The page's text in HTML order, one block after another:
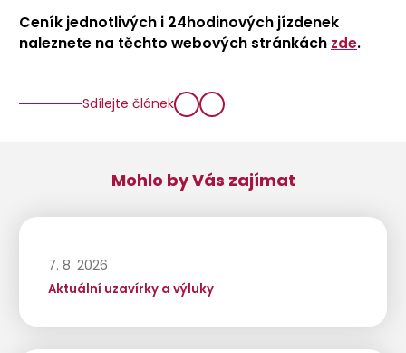
Ceník jednotlivých i 24hodinových jízdenek
naleznete na těchto webových stránkách zde.
Sdílejte článek
Mohlo by Vás zajímat
7. 8. 2026
Aktuální uzavírky a výluky